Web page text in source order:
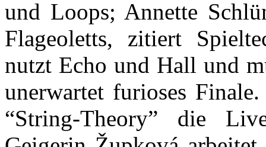
und Loops; Annette
Flageoletts, zitiert
nutzt Echo und Hall und
unerwartet furioses
“String-Theory” die